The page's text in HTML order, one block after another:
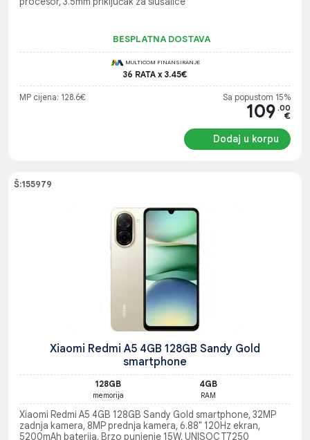
BESPLATNA DOSTAVA
MULTICOM FINANSIRANJE
36 RATA x 3.45€
MP cijena: 128.6€ Sa popustom 15%
109 .00
€
Dodaj u korpu
Š:155979
Xiaomi Redmi A5 4GB 128GB Sandy Gold
smartphone
128GB
memorija
4GB
RAM
Xiaomi Redmi A5 4GB 128GB Sandy Gold smartphone, 32MP
zadnja kamera, 8MP prednja kamera, 6.88" 120Hz ekran,
5200mAh baterija, Brzo punjenje 15W, UNISOC T7250